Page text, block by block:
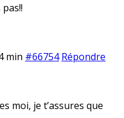
min #66754 Répondre
moi, je t’assures que